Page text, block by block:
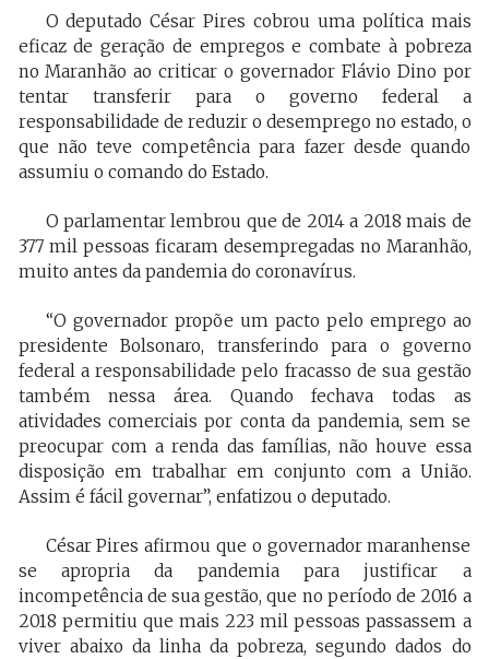
O deputado César Pires cobrou uma política mais
eficaz de geração de empregos e combate à pobreza
no Maranhão ao criticar o governador Flávio Dino por
tentar transferir para o governo federal a
responsabilidade de reduzir o desemprego no estado, o
que não teve competência para fazer desde quando
assumiu o comando do Estado.
O parlamentar lembrou que de 2014 a 2018 mais de
377 mil pessoas ficaram desempregadas no Maranhão,
muito antes da pandemia do coronavírus.
“O governador propõe um pacto pelo emprego ao
presidente Bolsonaro, transferindo para o governo
federal a responsabilidade pelo fracasso de sua gestão
também nessa área. Quando fechava todas as
atividades comerciais por conta da pandemia, sem se
preocupar com a renda das famílias, não houve essa
disposição em trabalhar em conjunto com a União.
Assim é fácil governar”, enfatizou o deputado.
César Pires afirmou que o governador maranhense
se apropria da pandemia para justificar a
incompetência de sua gestão, que no período de 2016 a
2018 permitiu que mais 223 mil pessoas passassem a
viver abaixo da linha da pobreza, segundo dados do